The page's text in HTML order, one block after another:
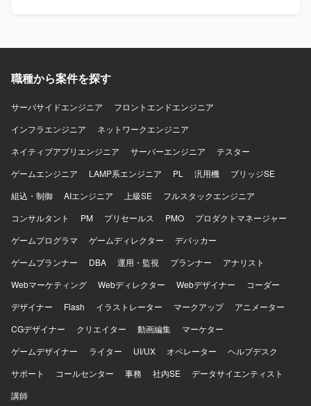
能過多・情報量の多い業務システムに対して、ユーザビリ
FigmaやAdobe XDなどのデザインツールを用いたUIデザイ
ン環境を想定しております。フロントエンドとしてReact等
を意識したデザイン知識が活かせるプロジェクトです。
自ら理解し、プロダクトの勝ち筋を高速に検証・構築して
ョンの魅力】 AIを活用したHR領域の新規プロダクトにおい
て、0→1フェーズから体験設計を主導しながら、事業やプ
ロダクトの勝ち筋づくりに深く関わることができます。
【開発環境】 Figmaや各種AIツールを活用しながらプロト
タイプを作成・検証していただきます。
職種から案件を探す
サーバサイドエンジニア
フロントエンドエンジニア
インフラエンジニア
ネットワークエンジニア
ネイティブアプリエンジニア
サーバーエンジニア
テスター
ゲームエンジニア
LAMP系エンジニア PL 汎用機
ブリッジSE
組込・制御
AIエンジニア 上級SE
フルスタックエンジニア
コンサルタント
PM プリセールス PMO
プロダクトマネージャー
ゲームプログラマ
ゲームディレクター
デバッカー
ゲームプランナー
DBA 運用・監視 プランナー
アナリスト
Webマーケティング
Webディレクター Webデザイナー
コーダー
デザイナー
Flash イラストレーター マークアップ
アニメーター
CGデザイナー
クリエイター 動画編集
マーケター
ゲームデザイナー
ライター UI/UX オペレーター
ヘルプデスク
サポート
コールセンター 事務 社内SE
データサイエンティスト
講師